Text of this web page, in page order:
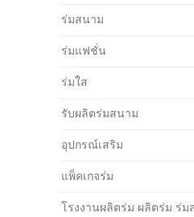
ร่มสนาม
ร่มแฟชั่น
ร่มใส
รับผลิตร่มสนาม
อุปกรณ์เสริม
แพ็คเกจร่ม
โรงงานผลิตร่ม ผลิตร่ม ร่ม